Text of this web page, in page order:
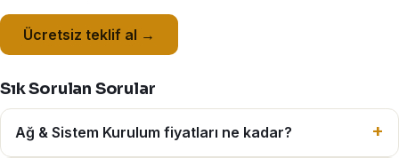
Ücretsiz teklif al →
Sık Sorulan Sorular
Ağ & Sistem Kurulum fiyatları ne kadar?